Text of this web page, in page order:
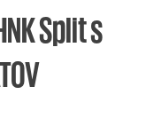
Split s